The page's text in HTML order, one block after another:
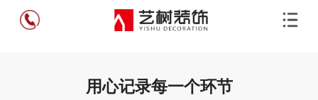
用心记录每一个环节